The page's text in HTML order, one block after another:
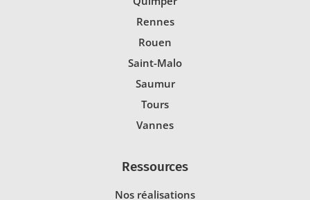
Rennes
Rouen
Saint-Malo
Saumur
Tours
Vannes
Ressources
Nos réalisations